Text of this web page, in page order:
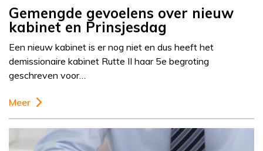
Gemengde gevoelens over nieuw
kabinet en Prinsjesdag
Een nieuw kabinet is er nog niet en dus heeft het
demissionaire kabinet Rutte II haar 5e begroting
geschreven voor…
Meer